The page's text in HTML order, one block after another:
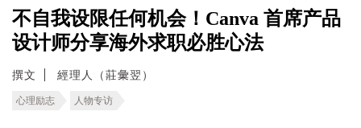
不自我设限任何机会！Canva 首席产品
设计师分享海外求职必胜心法
撰文 經理人（莊彙翌）
心理励志 人物专访